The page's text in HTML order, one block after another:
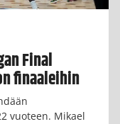
Final
finaaleihin
vuoteen. Mikael